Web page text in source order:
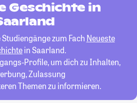
Geschichte in
zum Fach Neueste
in Saarland.
Profile, um dich zu Inhalten,
Zulassung
Themen zu informieren.